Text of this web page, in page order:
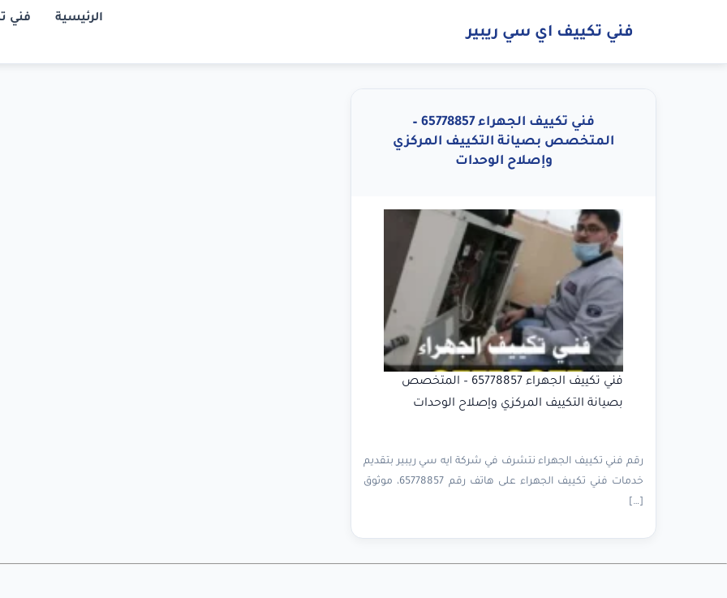
فني تكييف اي سي ريبير
الرئيسية فني
فني تكييف الجهراء 65778857 –
المتخصص بصيانة التكييف المركزي
وإصلاح الوحدات
فني تكييف الجهراء 65778857 – المتخصص
بصيانة التكييف المركزي وإصلاح الوحدات
رقم فني تكييف الجهراء نتشرف في شركة ايه سي ريبير بتقديم
خدمات فني تكييف الجهراء على هاتف رقم 65778857، موثوق
[…]